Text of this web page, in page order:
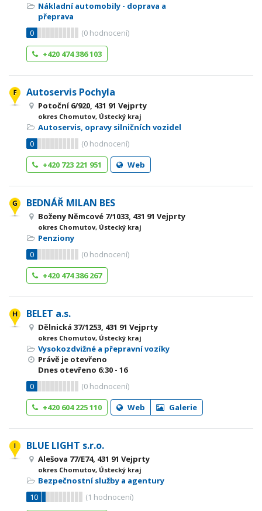
Nákladní automobily - doprava a
přeprava
0
(0 hodnocení)
+420 474 386 103
Autoservis Pochyla
Potoční 6/920, 431 91 Vejprty
okres Chomutov, Ústecký kraj
Autoservis, opravy silničních vozidel
0
(0 hodnocení)
+420 723 221 951
Web
BEDNÁŘ MILAN BES
Boženy Němcové 7/1033, 431 91 Vejprty
okres Chomutov, Ústecký kraj
Penziony
0
(0 hodnocení)
+420 474 386 267
BELET a.s.
Dělnická 37/1253, 431 91 Vejprty
okres Chomutov, Ústecký kraj
Vysokozdvižné a přepravní vozíky
Právě je otevřeno
Dnes otevřeno 6:30 - 16
0
(0 hodnocení)
+420 604 225 110
Web Galerie
BLUE LIGHT s.r.o.
Alešova 77/E74, 431 91 Vejprty
okres Chomutov, Ústecký kraj
Bezpečnostní služby a agentury
10
(1 hodnocení)